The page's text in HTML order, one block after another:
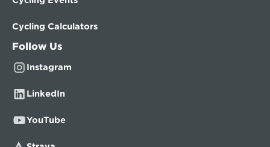
Cycling Calculators
Follow Us
Instagram
LinkedIn
YouTube